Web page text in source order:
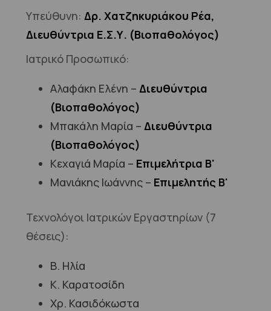
Υπεύθυνη: Δρ. Χατζηκυριάκου Ρέα,
Διευθύντρια Ε.Σ.Υ. (Βιοπαθολόγος)
Ιατρικό Προσωπικό:
Αλαφάκη Ελένη – Διευθύντρια
(Βιοπαθολόγος)
Μπακάλη Μαρία – Διευθύντρια
(Βιοπαθολόγος)
Κεχαγιά Μαρία – Επιμελήτρια Β'
Μανιάκης Ιωάννης – Επιμελητής Β'
Τεχνολόγοι Ιατρικών Εργαστηρίων (7
θέσεις):
Β. Ηλία
Κ. Καρατοσίδη
Χρ. Κασιδόκωστα